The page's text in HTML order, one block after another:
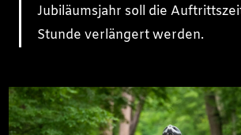
Jubiläumsjahr soll die
Stunde verlängert werden.